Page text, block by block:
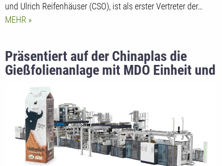
und Ulrich Reifenhäuser (CSO), ist als erster Vertreter der…
MEHR
Präsentiert auf der Chinaplas die
Gießfolienanlage mit MDO Einheit und
die Triplex Anlage